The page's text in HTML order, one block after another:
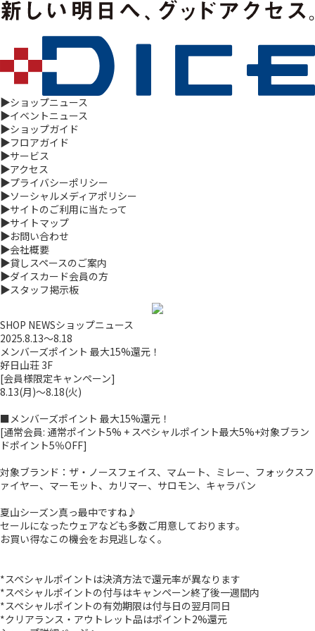
▶ショップニュース
▶イベントニュース
▶ショップガイド
▶フロアガイド
▶サービス
▶アクセス
▶プライバシーポリシー
▶ソーシャルメディアポリシー
▶サイトのご利用に当たって
▶サイトマップ
▶お問い合わせ
▶会社概要
▶貸しスペースのご案内
▶ダイスカード会員の方
▶スタッフ掲示板
SHOP NEWSショップニュース
2025.8.13～8.18
メンバーズポイント 最大15%還元！
好日山荘 3F
[会員様限定キャンペーン]
8.13(月)～8.18(火)
■メンバーズポイント 最大15%還元！
[通常会員: 通常ポイント5% + スペシャルポイント最大5%+対象ブラン
ドポイント5％OFF]
対象ブランド：ザ・ノースフェイス、マムート、ミレー、フォックスフ
ァイヤー、マーモット、カリマー、サロモン、キャラバン
夏山シーズン真っ最中ですね♪
セールになったウェアなども多数ご用意しております。
お買い得なこの機会をお見逃しなく。
*スペシャルポイントは決済方法で還元率が異なります
*スペシャルポイントの付与はキャンペーン終了後一週間内
*スペシャルポイントの有効期限は付与日の翌月同日
*クリアランス・アウトレット品はポイント2%還元